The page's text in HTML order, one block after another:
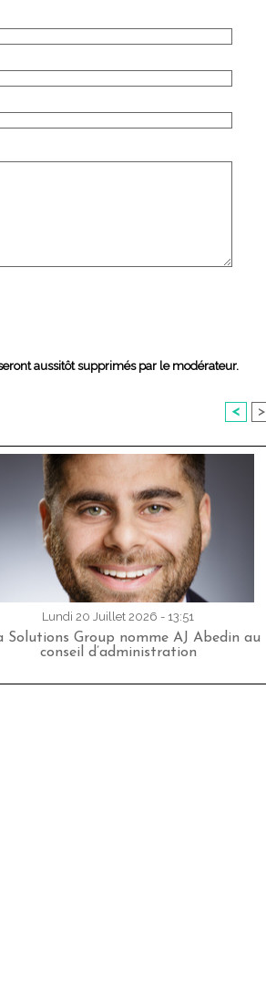
aussitôt supprimés par le modérateur.
< >
Lundi 20 Juillet 2026 - 13:51
Solutions Group nomme AJ Abedin au
conseil d’administration